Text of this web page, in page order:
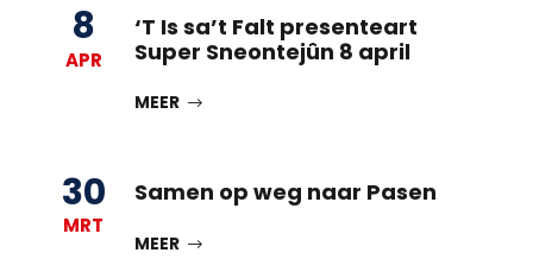
8
APR
‘T Is sa’t Falt presenteart
Super Sneontejûn 8 april
MEER
30
MRT
Samen op weg naar Pasen
MEER